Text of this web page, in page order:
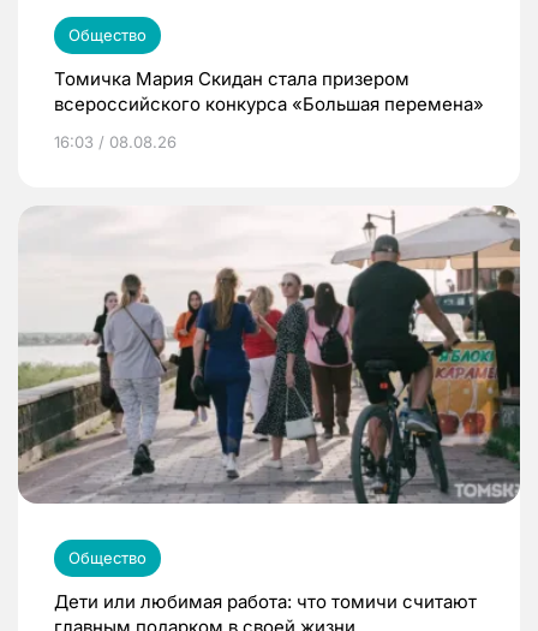
Общество
Томичка Мария Скидан стала призером
всероссийского конкурса «Большая перемена»
16:03 / 08.08.26
Общество
Дети или любимая работа: что томичи считают
главным подарком в своей жизни